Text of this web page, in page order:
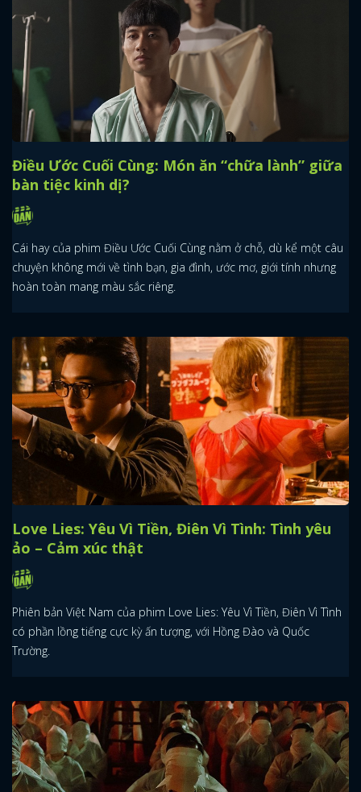
Điều Ước Cuối Cùng: Món ăn “chữa lành” giữa
bàn tiệc kinh dị?
Cái hay của phim Điều Ước Cuối Cùng nằm ở chỗ, dù kể một câu
chuyện không mới về tình bạn, gia đình, ước mơ, giới tính nhưng
hoàn toàn mang màu sắc riêng.
Love Lies: Yêu Vì Tiền, Điên Vì Tình: Tình yêu
ảo – Cảm xúc thật
Phiên bản Việt Nam của phim Love Lies: Yêu Vì Tiền, Điên Vì Tình
có phần lồng tiếng cực kỳ ấn tượng, với Hồng Đào và Quốc
Trường.